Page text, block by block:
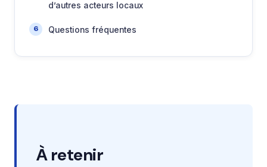
d’autres acteurs locaux
Questions fréquentes
À retenir